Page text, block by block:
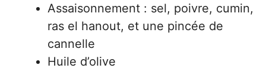
Assaisonnement : sel, poivre, cumin,
ras el hanout, et une pincée de
cannelle
Huile d’olive